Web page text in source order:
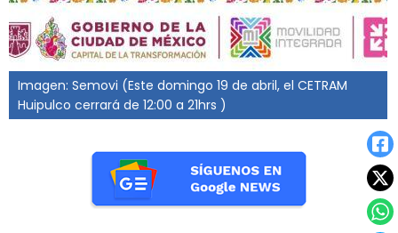
Imagen: Semovi (Este domingo 19 de abril, el CETRAM
Huipulco cerrará de 12:00 a 21hrs )